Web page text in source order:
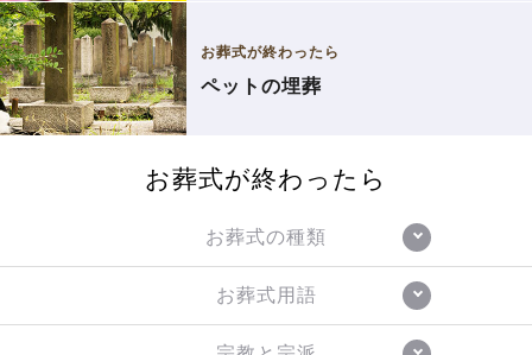
お葬式が終わったら
ペットの埋葬
お葬式が終わったら
お葬式の種類
お葬式用語